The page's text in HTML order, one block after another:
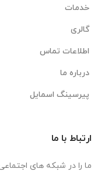
خدمات
گالری
اطلاعات تماس
درباره ما
پیرسینگ اسمایل
ارتباط با ما
ما را در شبکه های